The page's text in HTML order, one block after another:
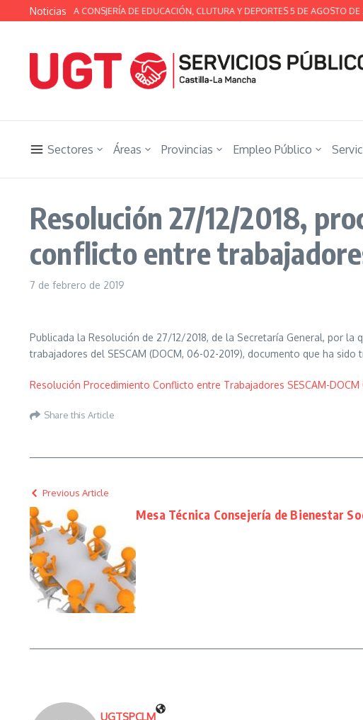
Saltar al contenido
Noticias
TÉCNICA DE LA CONSJERÍA DE EDUCACIÓN, CLUTURA Y DEPORTES 5 DE AGOSTO DE
Sectores Áreas Provincias Empleo Público
Resolución 27/12/2018,
conflicto entre
7 de febrero de 2019
Publicada la Resolución de 27/12/2018, de la Secretaría General, por
trabajadores del SESCAM (DOCM, 06-02-2019), documento que ha
Resolución Procedimiento Conflicto entre Trabajadores SESCAM-DOCM
Share this Article
Previous Article
Mesa Técnica Consejería de Bienestar
UGTSPCLM